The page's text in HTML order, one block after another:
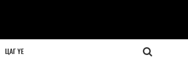
ЦАГ ҮЕ